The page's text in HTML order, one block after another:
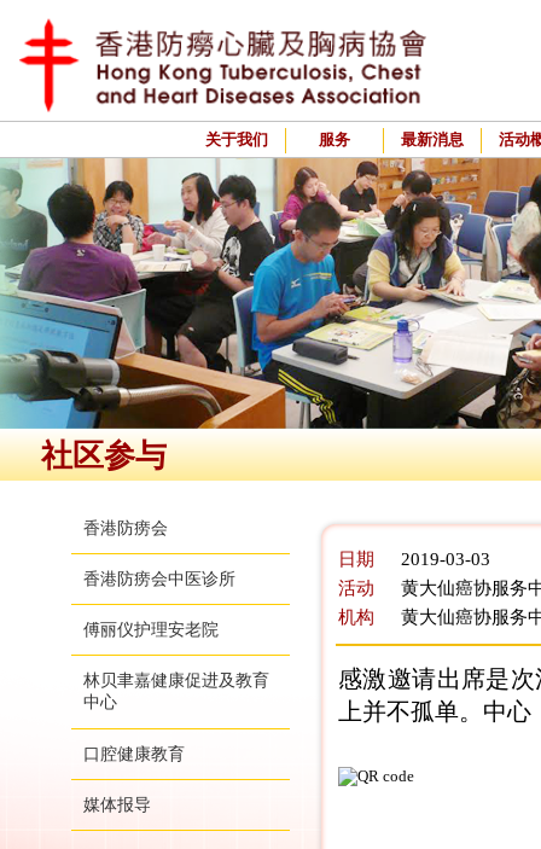
关于我们 服务 最新消息 活动
社区参与
香港防痨会
香港防痨会中医诊所
傅丽仪护理安老院
林贝聿嘉健康促进及教育
中心
口腔健康教育
媒体报导
日期
2019-03-03
活动
黄大仙癌协服务
机构
黄大仙癌协服务
感激邀请出席是
上并不孤单。中心